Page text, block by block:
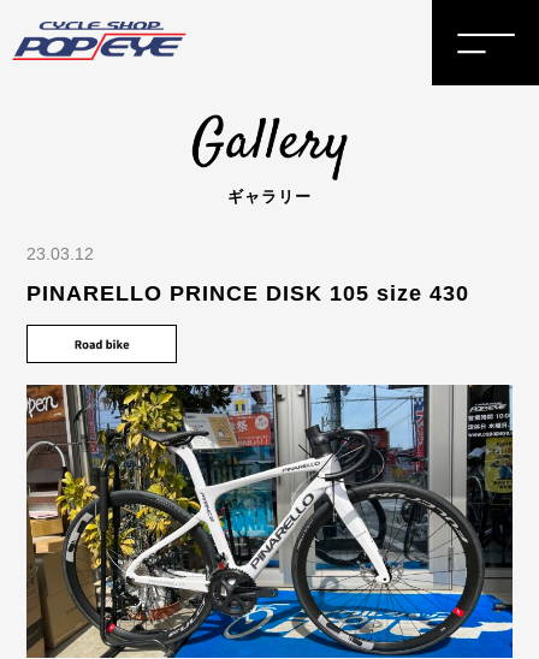
ギャラリー
23.03.12
PINARELLO PRINCE DISK 105 size 430